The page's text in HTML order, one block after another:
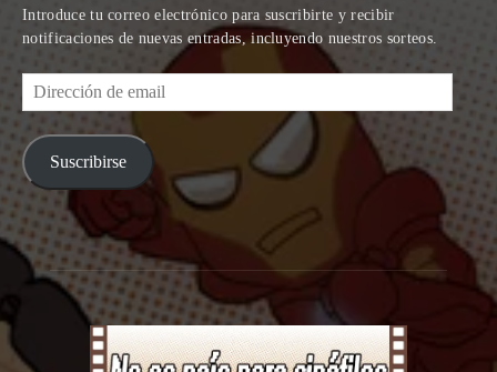
Introduce tu correo electrónico para suscribirte y recibir
notificaciones de nuevas entradas, incluyendo nuestros sorteos.
Dirección
de
email
Suscribirse